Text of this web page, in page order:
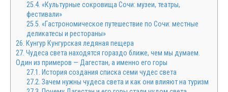
25.4. «Культурные сокровища Сочи: музеи, театры,
фестивали»
25.5. «Гастрономическое путешествие по Сочи: местные
деликатесы и рестораны»
26. Кунгур Кунгурская ледяная пещера
27. Чудеса света находятся гораздо ближе, чем мы думаем.
Один из примеров — Дагестан, а именно его горы
27.1. История создания списка семи чудес света
27.2. Зачем нужны чудеса света и как они влияют на туризм